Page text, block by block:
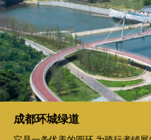
武汉长江天地
延续与生长 在传承中绽放时代光彩